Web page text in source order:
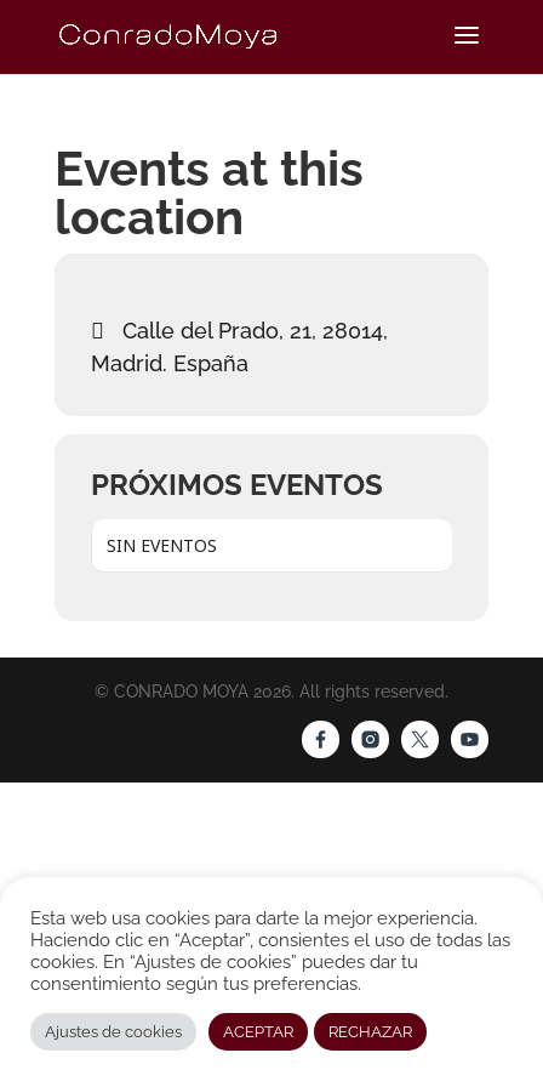
Events at this
location
Calle del Prado, 21, 28014,
Madrid. España
PRÓXIMOS EVENTOS
SIN EVENTOS
© CONRADO MOYA 2026. All rights reserved.
Esta web usa cookies para darte la mejor experiencia.
Haciendo clic en “Aceptar”, consientes el uso de todas las
cookies. En “Ajustes de cookies” puedes dar tu
consentimiento según tus preferencias.
Ajustes de cookies ACEPTAR RECHAZAR